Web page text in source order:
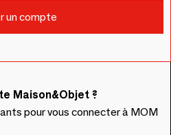
Maison&Objet ?
pour vous connecter à MOM